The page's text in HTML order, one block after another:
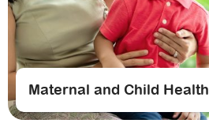
Maternal and Child Health